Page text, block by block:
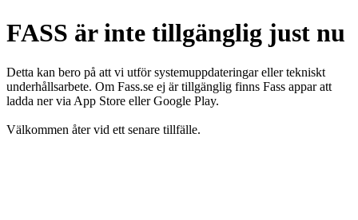
FASS är inte tillgänglig just nu
Detta kan bero på att vi utför systemuppdateringar eller tekniskt
underhållsarbete. Om Fass.se ej är tillgänglig finns Fass appar att
ladda ner via App Store eller Google Play.
Välkommen åter vid ett senare tillfälle.